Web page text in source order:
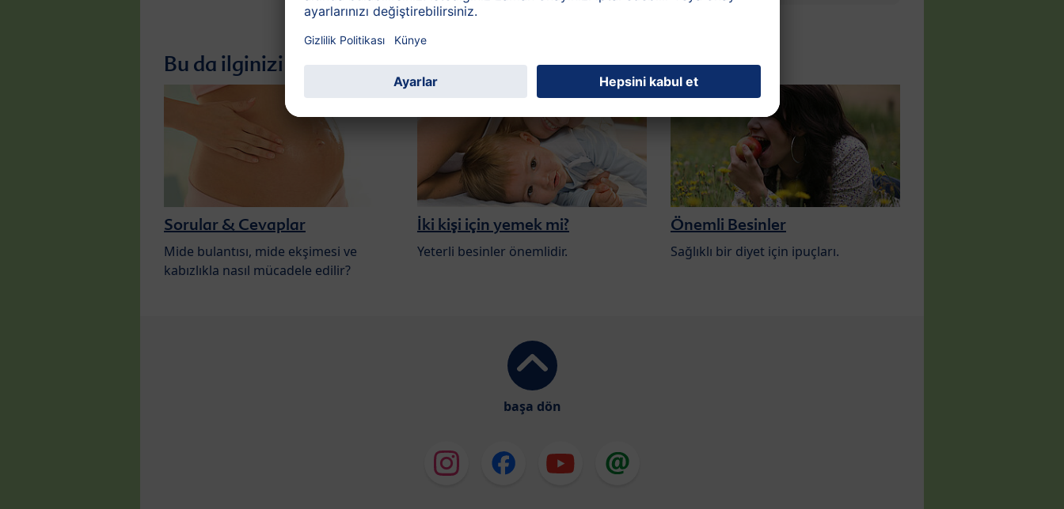
Bu da ilginizi çekebilir:
Sorular & Cevaplar
Mide bulantısı, mide ekşimesi ve
kabızlıkla nasıl mücadele edilir?
İki kişi için yemek mi?
Yeterli besinler önemlidir.
Önemli Besinler
Sağlıklı bir diyet için ipuçları.
başa dön